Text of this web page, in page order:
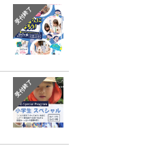
受付終了
受付終了